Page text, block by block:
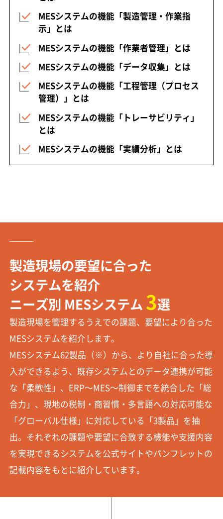
MESシステムの機能「製造管理・作業指
示」とは
MESシステムの機能「作業者管理」とは
MESシステムの機能「データ収集」とは
MESシステムの機能「工程管理（プロセス
管理）」とは
MESシステムの機能「トレーサビリティ」
とは
MESシステムの機能「実績分析」とは
製造現場の要望に合った
システムを紹介
ニーズ別 MESシステム 3選
製造現場を管理するうえでの課題、要望により合った
MESシステムを紹介します。
MESシステム62製品（※）から、より自社に合った導
入ができるよう、既存システムとのデータ連携が可能
な「柔軟性」、ERP～MES～制御までを統合した「総
合力」、現地の税制・商習慣・多言語への対応可能な
「グローバル仕様」に対応している「3製品」を抽
出。それぞれの課題や要望に合致する機能や支援内容
を実現できるシステムを公式サイトやパンフレットの
記載内容をもとに紹介しています。